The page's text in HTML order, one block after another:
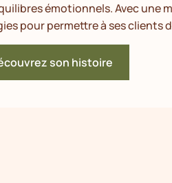
émotionnels. Avec une
pour permettre à ses clients
son histoire